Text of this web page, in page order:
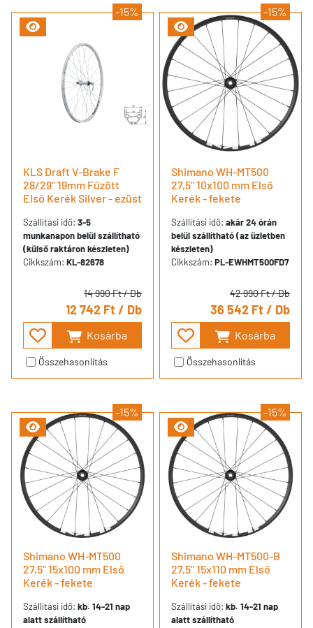
-15%
KLS Draft V-Brake F
28/29" 19mm Fűzött
Első Kerék Silver - ezüst
Szállítási idő: 3-5
munkanapon belül szállítható
(külső raktáron készleten)
Cikkszám: KL-82678
14 990 Ft/ Db
12 742 Ft/ Db
Kosárba
Összehasonlítás
-15%
Shimano WH-MT500
27,5" 10x100 mm Első
Kerék - fekete
Szállítási idő: akár 24 órán
belül szállítható (az üzletben
készleten)
Cikkszám: PL-EWHMT500FD7
42 990 Ft/ Db
36 542 Ft/ Db
Kosárba
Összehasonlítás
-15%
Shimano WH-MT500
27,5" 15x100 mm Első
Kerék - fekete
Szállítási idő: kb. 14-21 nap
alatt szállítható
-15%
Shimano WH-MT500-B
27,5" 15x110 mm Első
Kerék - fekete
Szállítási idő: kb. 14-21 nap
alatt szállítható